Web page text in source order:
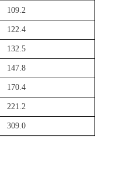
109.2
122.4
132.5
147.8
170.4
221.2
309.0